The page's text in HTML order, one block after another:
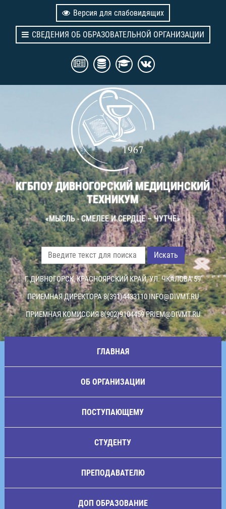
Версия для слабовидящих
СВЕДЕНИЯ ОБ ОБРАЗОВАТЕЛЬНОЙ ОРГАНИЗАЦИИ
КГБПОУ ДИВНОГОРСКИЙ МЕДИЦИНСКИЙ
ТЕХНИКУМ
«МЫСЛЬ - СМЕЛЕЕ И СЕРДЦЕ – ЧУТЧЕ»
Искать
Г. ДИВНОГОРСК, КРАСНОЯРСКИЙ КРАЙ, УЛ. ЧКАЛОВА 59
ПРИЕМНАЯ ДИРЕКТОРА 8(391)4433110INFO@DIVMT.RU
ПРИЕМНАЯ КОМИССИЯ 8(902)9104459PRIEM@DIVMT.RU
ГЛАВНАЯ
ОБ ОРГАНИЗАЦИИ
ПОСТУПАЮЩЕМУ
СТУДЕНТУ
ПРЕПОДАВАТЕЛЮ
ДОП ОБРАЗОВАНИЕ